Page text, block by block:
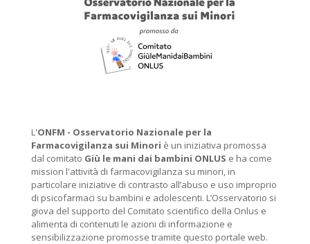
L'ONFM - Osservatorio Nazionale per la
Farmacovigilanza sui Minori è un iniziativa promossa
dal comitato Giù le mani dai bambini ONLUS e ha come
mission l'attività di farmacovigilanza su minori, in
particolare iniziative di contrasto all’abuso e uso improprio
di psicofarmaci su bambini e adolescenti. L’Osservatorio si
giova del supporto del Comitato scientifico della Onlus e
alimenta di contenuti le azioni di informazione e
sensibilizzazione promosse tramite questo portale web.